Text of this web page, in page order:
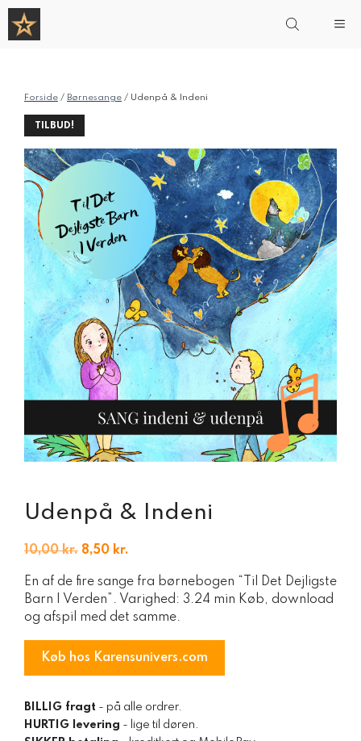
Hop
indhold
Forside / Børnesange / Udenpå & Indeni
TILBUD!
Udenpå & Indeni
10,00kr. Den
pris
var:
10,00 kr..
8,50 kr.
pris
er:
8,50 kr..
En af de fire sange fra børnebogen “Til Det Dejligste
Barn I Verden”. Varighed: 3.24 min Køb, download
og afspil med det samme.
Køb hos Karensunivers.com
BILLIG fragt - på alle ordrer.
HURTIG levering - lige til døren.